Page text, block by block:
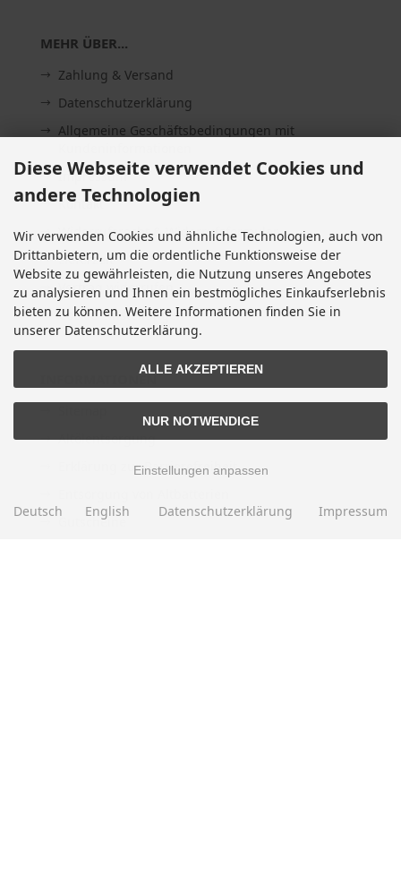
MEHR ÜBER...
Zahlung & Versand
Datenschutzerklärung
Allgemeine Geschäftsbedingungen mit
Impressum
Kontakt
Widerrufsrecht & Widerrufsformular
Lieferzeit
Vertrag widerrufen
Cookie Einstellungen
INFORMATIONEN
Altölentsorgung
Erklärung zur Barrierefreiheit
Gutscheine
Diese Webseite verwendet Cookies und
andere Technologien
Wir verwenden Cookies und ähnliche Technologien, auch von
Drittanbietern, um die ordentliche Funktionsweise der
Website zu gewährleisten, die Nutzung unseres Angebotes
zu analysieren und Ihnen ein bestmögliches Einkaufserlebnis
bieten zu können. Weitere Informationen finden Sie in
unserer Datenschutzerklärung.
ALLE AKZEPTIEREN
NUR NOTWENDIGE
Einstellungen anpassen
Deutsch English Datenschutzerklärung Impressum